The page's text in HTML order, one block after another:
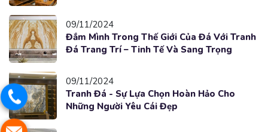
09/11/2024
Đắm Mình Trong Thế Giới Của Đá Với Tranh
Đá Trang Trí – Tinh Tế Và Sang Trọng
09/11/2024
Tranh Đá - Sự Lựa Chọn Hoàn Hảo Cho
Những Người Yêu Cái Đẹp